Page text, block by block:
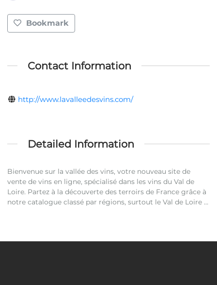
Bookmark
Contact Information
http://www.lavalleedesvins.com/
Detailed Information
Bienvenue sur la vallée des vins, votre nouveau site de
vente de vins en ligne, spécialisé dans les vins du Val de
Loire. Partez à la découverte des terroirs de France grâce à
notre catalogue classé par régions, surtout le Val de Loire …